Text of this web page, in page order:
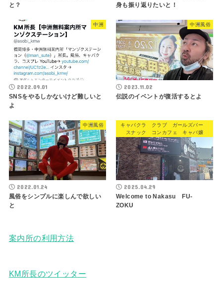
と？
身も振り返りたいと！
中洲
2022.09.01
SNSをやるしかないけど難しいと
よ
中洲風俗
2023.11.02
伝説のイベントが復活するとよ
中洲風俗
2022.01.24
風俗をシンプルに楽しんで欲しい
と
キャバクラ クラブ ガールズバー
スナック コンカフェ キャバ嬢
2025.04.29
Welcome to Nakasu FU-
ZOKU
案内所の利用方法
KM所長のツイッター